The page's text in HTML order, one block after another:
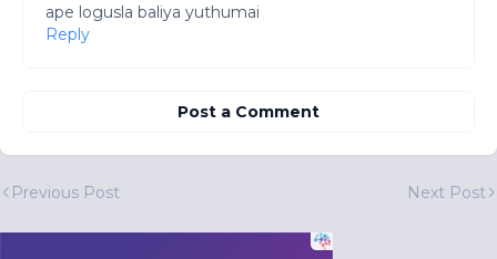
ape logusla baliya yuthumai
Reply
Post a Comment
Previous Post Next Post